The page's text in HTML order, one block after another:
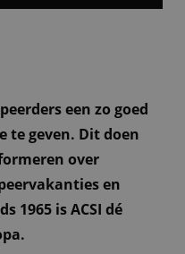
een zo goed
te geven. Dit doen
over
en
1965 is ACSI dé